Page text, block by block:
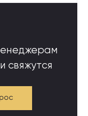
свяжутся